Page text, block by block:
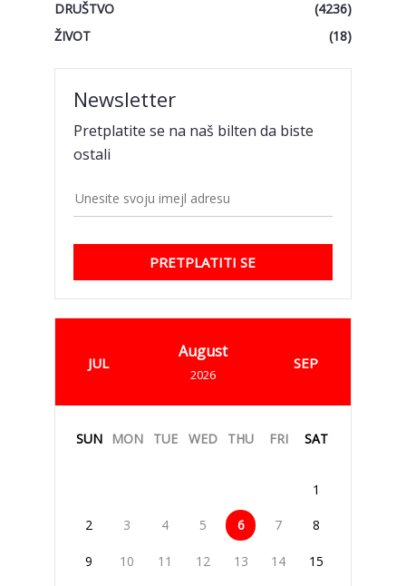
DRUŠTVO
(4236)
ŽIVOT
(18)
Newsletter
Pretplatite se na naš bilten da biste
ostali
PRETPLATITI SE
JUL
August
2026
SEP
SUN MON TUE WED THU FRI SAT
1
2 3 4 5 6 7 8
9 10 11 12 13 14 15